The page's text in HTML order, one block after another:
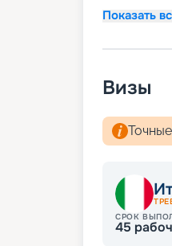
Показать
Визы
СРОК
45